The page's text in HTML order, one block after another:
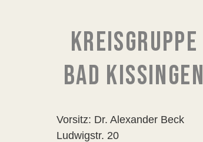
KREISGRUPPE
BAD KISSINGEN
Vorsitz: Dr. Alexander Beck
Ludwigstr. 20